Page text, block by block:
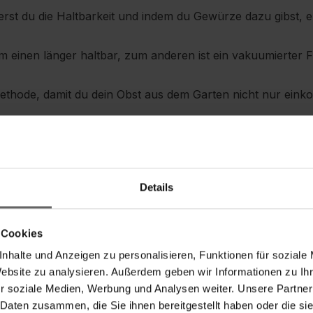
Details
und Anzeigen zu personalisieren, Funktionen für soziale
zu analysieren. Außerdem geben wir Informationen zu
soziale Medien, Werbung und Analysen weiter. Unsere
zusammen, die Sie ihnen bereitgestellt haben oder die
du die Haltbarkeit und indem du Gewürze dazu gibst,
einen länger haltbar, zum anderen ist ein vakuumierter
damit du dein Obst aus dem Garten nicht nur
Rohkost nicht nur länger frisch, sondern bei
Stück – vakuumierten Käse kannst du auch noch
recht weich sind, kannst du sie mit dieser Methode
länger haltbar machen, das wußten schon die